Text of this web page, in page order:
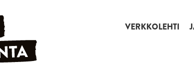
VERKKOLEHTI